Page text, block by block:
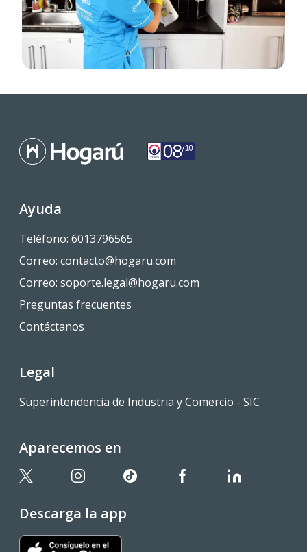
Ayuda
Teléfono: 6013796565
Correo: contacto@hogaru.com
Correo: soporte.legal@hogaru.com
Preguntas frecuentes
Contáctanos
Legal
Superintendencia de Industria y Comercio - SIC
Aparecemos en
Descarga la app